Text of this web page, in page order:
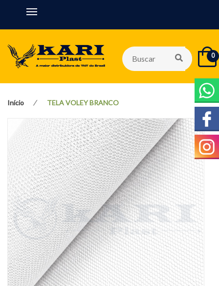
0
Início TELA VOLEY BRANCO